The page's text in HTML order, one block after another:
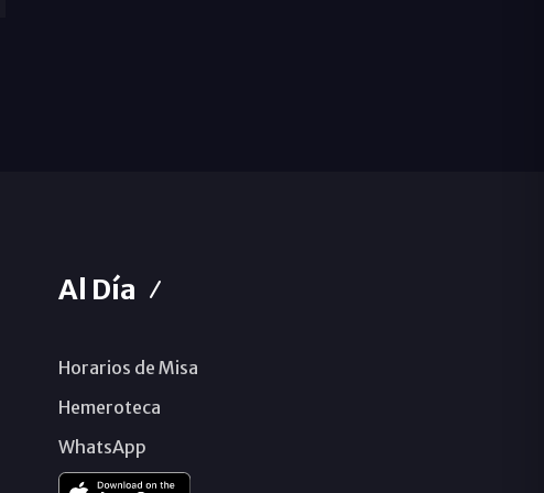
Al Día
Horarios de Misa
Hemeroteca
WhatsApp